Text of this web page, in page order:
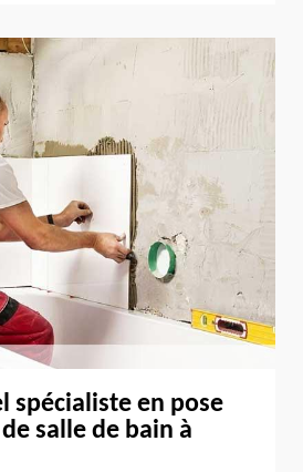
spécialiste en pose
salle de bain à